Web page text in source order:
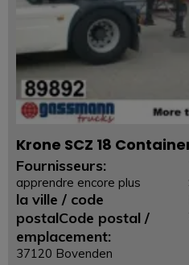
Krone SCZ 18
Fournisseurs:
apprendre encore plus
la ville / code
postalCode postal /
emplacement:
37120 Bovenden